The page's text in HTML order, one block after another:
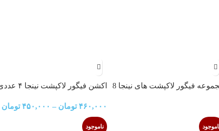
مجموعه فیگور لاکپشت های نینجا 8
اکشن فیگور لاکپشت نینجا ۴ عددی
۴۶۰,۰۰۰ تومان – ۴۵۰,۰۰۰ تومان
ناموجود